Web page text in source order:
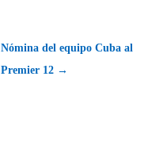
Nómina del equipo Cuba al
Premier 12 →